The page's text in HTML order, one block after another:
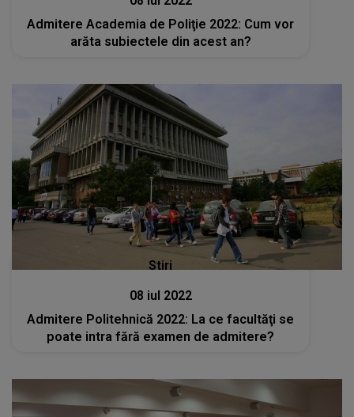
Admitere Academia de Poliţie 2022: Cum vor
arăta subiectele din acest an?
Stiri
08 iul 2022
Admitere Politehnică 2022: La ce facultăţi se
poate intra fără examen de admitere?